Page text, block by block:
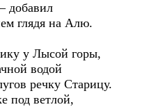
добавил
глядя на Алю.
у Лысой горы,
водой
речку Старицу.
под ветлой,